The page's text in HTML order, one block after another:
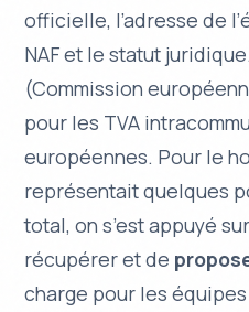
officielle, l’adresse de
NAF et le statut juridique.
(Commission
pour les TVA
européennes. Pour le
représentait quelques
total, on s’est appuyé
récupérer et de
charge pour les